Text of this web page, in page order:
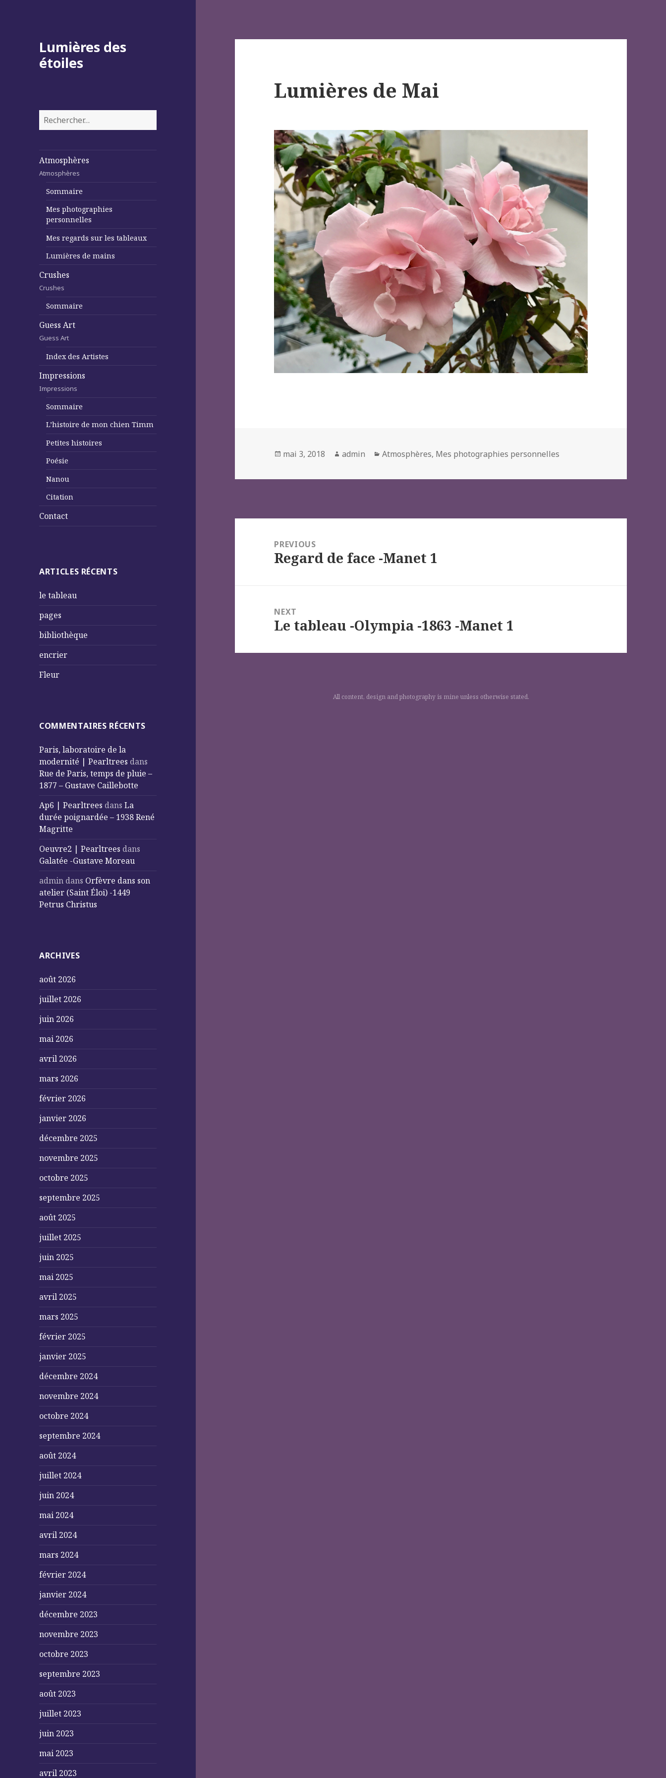
Lumières des
étoiles
Rechercher :
Atmosphères
Atmosphères
Sommaire
Mes photographies
personnelles
Mes regards sur les tableaux
Lumières de mains
Crushes
Crushes
Sommaire
Guess Art
Guess Art
Index des Artistes
Impressions
Impressions
Sommaire
L’histoire de mon chien Timm
Petites histoires
Poésie
Nanou
Citation
Contact
ARTICLES RÉCENTS
le tableau
pages
bibliothèque
encrier
Fleur
COMMENTAIRES RÉCENTS
Paris, laboratoire de la
modernité | Pearltrees dans
Rue de Paris, temps de pluie –
1877 – Gustave Caillebotte
Ap6 | Pearltrees dansLa
durée poignardée – 1938 René
Magritte
Oeuvre2 | Pearltrees dans
Galatée -Gustave Moreau
admin dans Orfèvre dans son
atelier (Saint Éloi) -1449
Petrus Christus
ARCHIVES
août 2026
juillet 2026
juin 2026
mai 2026
avril 2026
mars 2026
février 2026
janvier 2026
décembre 2025
novembre 2025
octobre 2025
septembre 2025
août 2025
juillet 2025
juin 2025
mai 2025
avril 2025
mars 2025
février 2025
janvier 2025
décembre 2024
novembre 2024
octobre 2024
septembre 2024
août 2024
juillet 2024
juin 2024
mai 2024
avril 2024
mars 2024
février 2024
janvier 2024
décembre 2023
novembre 2023
octobre 2023
septembre 2023
août 2023
juillet 2023
juin 2023
mai 2023
avril 2023
Lumières de Mai
Posted
mai 3, 2018 Author
admin Categories
Atmosphères, Mes photographies personnelles
l’article
PREVIOUS
Previous
Regard de face -Manet 1
NEXT
Next
Le tableau -Olympia -1863 -Manet 1
All content, design and photography is mine unless otherwise stated.